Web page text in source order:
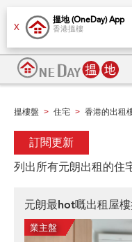
X
搵地 (OneDay) App
香港搵樓
搵樓盤 > 住宅 > 香港的出租
訂閱更新
列出所有元朗出租的住
元朗最hot嘅出租屋